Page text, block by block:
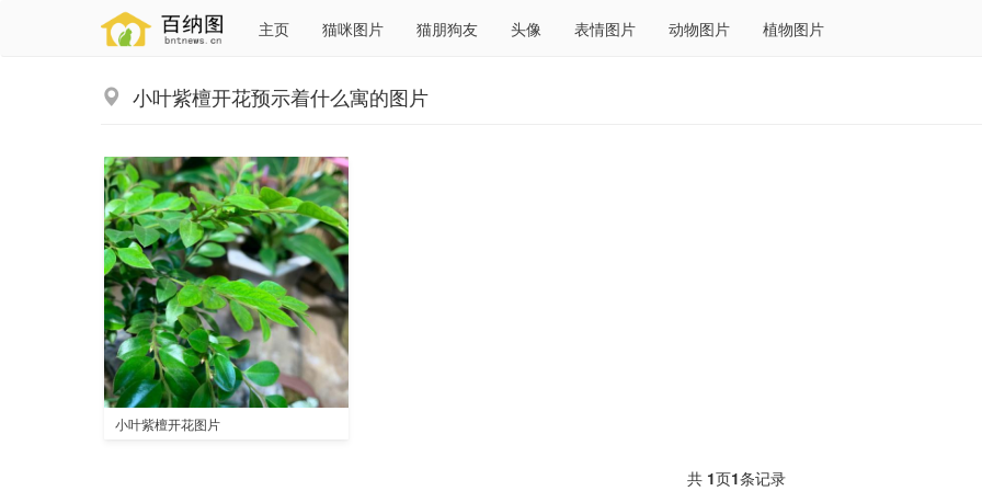
主页 猫咪图片 猫朋狗友 头像 表情图片 动物图片 植物图片
小叶紫檀开花预示着什么寓的图片
小叶紫檀开花图片
共 1页1条记录